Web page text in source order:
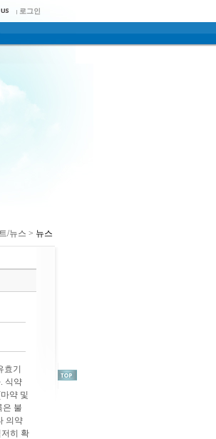
로그인
/뉴스 > 뉴스
기
식약
약 및
은 불
의약
히 확